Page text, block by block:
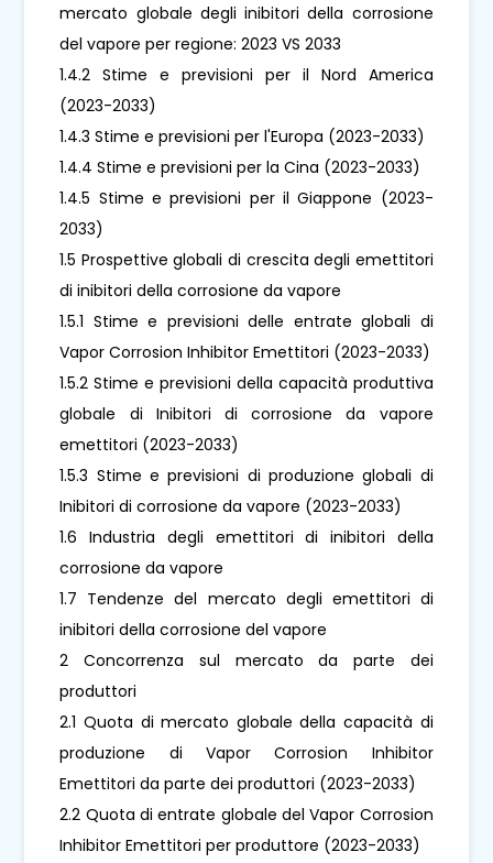
mercato globale degli inibitori della corrosione
del vapore per regione: 2023 VS 2033
1.4.2 Stime e previsioni per il Nord America
(2023-2033)
1.4.3 Stime e previsioni per l'Europa (2023-2033)
1.4.4 Stime e previsioni per la Cina (2023-2033)
1.4.5 Stime e previsioni per il Giappone (2023-
2033)
1.5 Prospettive globali di crescita degli emettitori
di inibitori della corrosione da vapore
1.5.1 Stime e previsioni delle entrate globali di
Vapor Corrosion Inhibitor Emettitori (2023-2033)
1.5.2 Stime e previsioni della capacità produttiva
globale di Inibitori di corrosione da vapore
emettitori (2023-2033)
1.5.3 Stime e previsioni di produzione globali di
Inibitori di corrosione da vapore (2023-2033)
1.6 Industria degli emettitori di inibitori della
corrosione da vapore
1.7 Tendenze del mercato degli emettitori di
inibitori della corrosione del vapore
2 Concorrenza sul mercato da parte dei
produttori
2.1 Quota di mercato globale della capacità di
produzione di Vapor Corrosion Inhibitor
Emettitori da parte dei produttori (2023-2033)
2.2 Quota di entrate globale del Vapor Corrosion
Inhibitor Emettitori per produttore (2023-2033)